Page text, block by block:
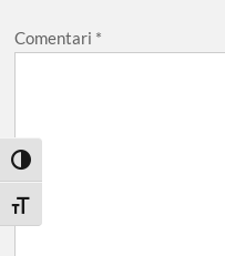
Toggle High Contrast
Toggle Font size
Comentari *